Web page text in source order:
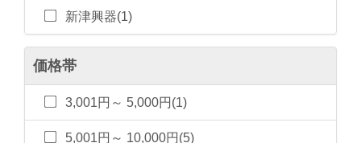
新津興器(1)
価格帯
3,001円～ 5,000円(1)
5,001円～ 10,000円(5)